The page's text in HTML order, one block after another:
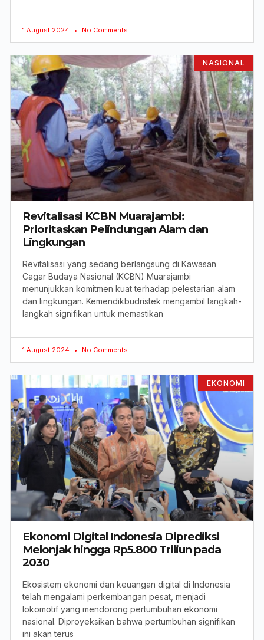
1 August 2024 No Comments
NASIONAL
Revitalisasi KCBN Muarajambi:
Prioritaskan Pelindungan Alam dan
Lingkungan
Revitalisasi yang sedang berlangsung di Kawasan
Cagar Budaya Nasional (KCBN) Muarajambi
menunjukkan komitmen kuat terhadap pelestarian alam
dan lingkungan. Kemendikbudristek mengambil langkah-
langkah signifikan untuk memastikan
1 August 2024 No Comments
EKONOMI
Ekonomi Digital Indonesia Diprediksi
Melonjak hingga Rp5.800 Triliun pada
2030
Ekosistem ekonomi dan keuangan digital di Indonesia
telah mengalami perkembangan pesat, menjadi
lokomotif yang mendorong pertumbuhan ekonomi
nasional. Diproyeksikan bahwa pertumbuhan signifikan
ini akan terus